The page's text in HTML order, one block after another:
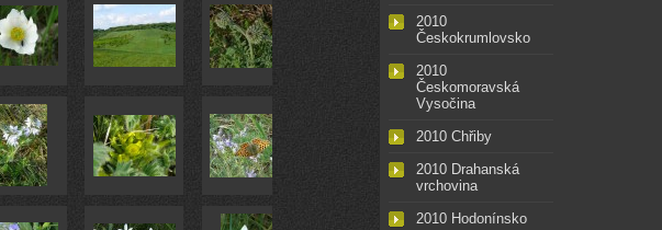
2010
Českokrumlovsko
2010
Českomoravská
Vysočina
2010 Chřiby
2010 Drahanská
vrchovina
2010 Hodonínsko